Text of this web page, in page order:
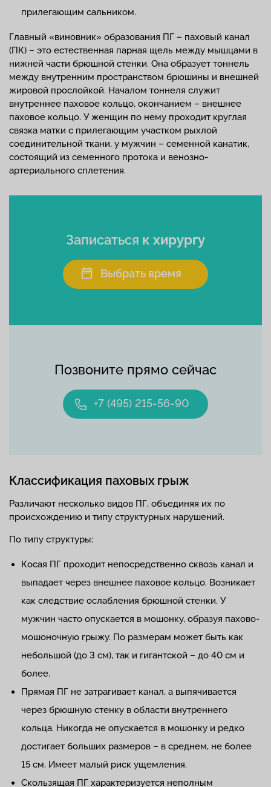
прилегающим сальником.
Главный «виновник» образования ПГ – паховый канал
(ПК) – это естественная парная щель между мышцами в
нижней части брюшной стенки. Она образует тоннель
между внутренним пространством брюшины и внешней
жировой прослойкой. Началом тоннеля служит
внутреннее паховое кольцо, окончанием – внешнее
паховое кольцо. У женщин по нему проходит круглая
связка матки с прилегающим участком рыхлой
соединительной ткани, у мужчин – семенной канатик,
состоящий из семенного протока и венозно-
артериального сплетения.
Позвоните прямо сейчас
+7 (495) 215-56-90
Записаться к хирургу
Выбрать время
Классификация паховых грыж
Различают несколько видов ПГ, объединяя их по
происхождению и типу структурных нарушений.
По типу структуры:
Косая ПГ проходит непосредственно сквозь канал и
выпадает через внешнее паховое кольцо. Возникает
как следствие ослабления брюшной стенки. У
мужчин часто опускается в мошонку, образуя пахово-
мошоночную грыжу. По размерам может быть как
небольшой (до 3 см), так и гигантской – до 40 см и
более.
Прямая ПГ не затрагивает канал, а выпячивается
через брюшную стенку в области внутреннего
кольца. Никогда не опускается в мошонку и редко
достигает больших размеров – в среднем, не более
15 см. Имеет малый риск ущемления.
Скользящая ПГ характеризуется неполным